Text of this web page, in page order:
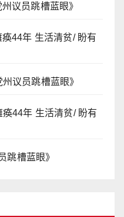
议员跳槽蓝眼》
痪44年 生活清贫/ 盼有
州议员跳槽蓝眼》
痪44年 生活清贫/ 盼有
跳槽蓝眼》